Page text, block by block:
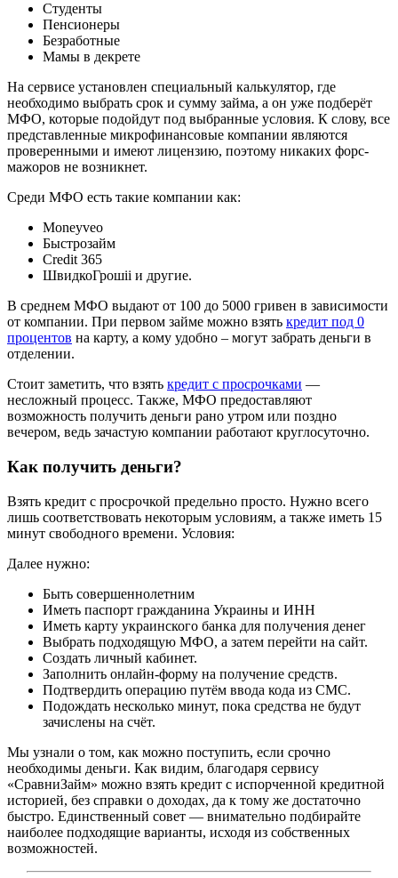
Студенты
Пенсионеры
Безработные
Мамы в декрете
На сервисе установлен специальный калькулятор, где
необходимо выбрать срок и сумму займа, а он уже подберёт
МФО, которые подойдут под выбранные условия. К слову, все
представленные микрофинансовые компании являются
проверенными и имеют лицензию, поэтому никаких форс-
мажоров не возникнет.
Среди МФО есть такие компании как:
Moneyveo
Быстрозайм
Credit 365
ШвидкоГрошіі и другие.
В среднем МФО выдают от 100 до 5000 гривен в зависимости
от компании. При первом займе можно взять кредит под 0
процентов на карту, а кому удобно – могут забрать деньги в
отделении.
Стоит заметить, что взять кредит с просрочками —
несложный процесс. Также, МФО предоставляют
возможность получить деньги рано утром или поздно
вечером, ведь зачастую компании работают круглосуточно.
Как получить деньги?
Взять кредит с просрочкой предельно просто. Нужно всего
лишь соответствовать некоторым условиям, а также иметь 15
минут свободного времени. Условия:
Далее нужно:
Быть совершеннолетним
Иметь паспорт гражданина Украины и ИНН
Иметь карту украинского банка для получения денег
Выбрать подходящую МФО, а затем перейти на сайт.
Создать личный кабинет.
Заполнить онлайн-форму на получение средств.
Подтвердить операцию путём ввода кода из СМС.
Подождать несколько минут, пока средства не будут
зачислены на счёт.
Мы узнали о том, как можно поступить, если срочно
необходимы деньги. Как видим, благодаря сервису
«СравниЗайм» можно взять кредит с испорченной кредитной
историей, без справки о доходах, да к тому же достаточно
быстро. Единственный совет — внимательно подбирайте
наиболее подходящие варианты, исходя из собственных
возможностей.